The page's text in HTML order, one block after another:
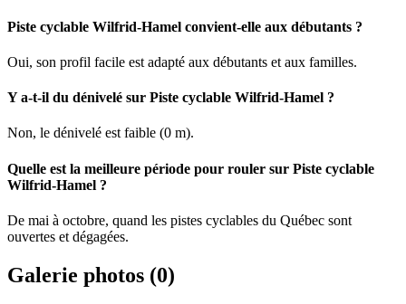
Piste cyclable Wilfrid-Hamel convient-elle aux débutants ?
Oui, son profil facile est adapté aux débutants et aux familles.
Y a-t-il du dénivelé sur Piste cyclable Wilfrid-Hamel ?
Non, le dénivelé est faible (0 m).
Quelle est la meilleure période pour rouler sur Piste cyclable
Wilfrid-Hamel ?
De mai à octobre, quand les pistes cyclables du Québec sont
ouvertes et dégagées.
Galerie photos (0)